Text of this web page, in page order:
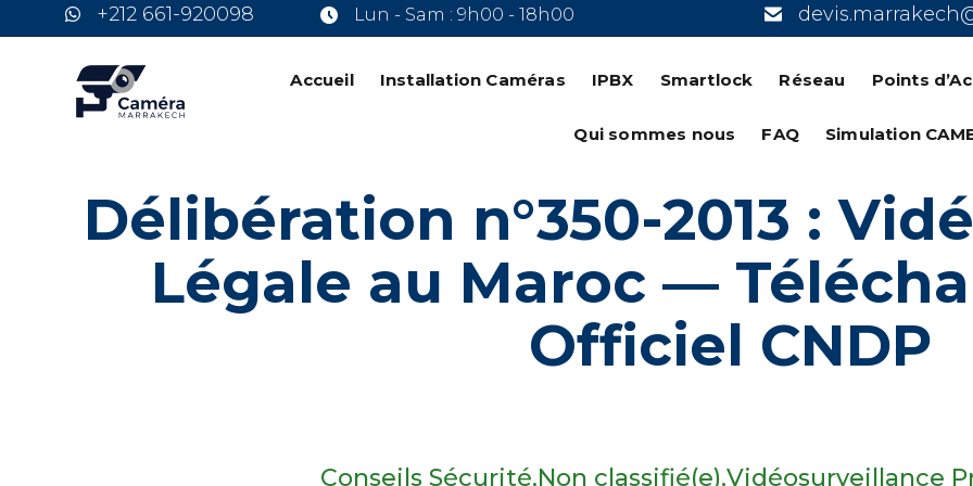
+212 661-920098 Lun - Sam : 9h00 - 18h00
Accueil Installation Caméras IPBX Smartlock Réseau Points
Qui sommes nous FAQ Simulation
Délibération n°350-2013 :
Légale au Maroc —
Officiel CNDP
Conseils Sécurité Non classifié(e) Vidéosurveillance